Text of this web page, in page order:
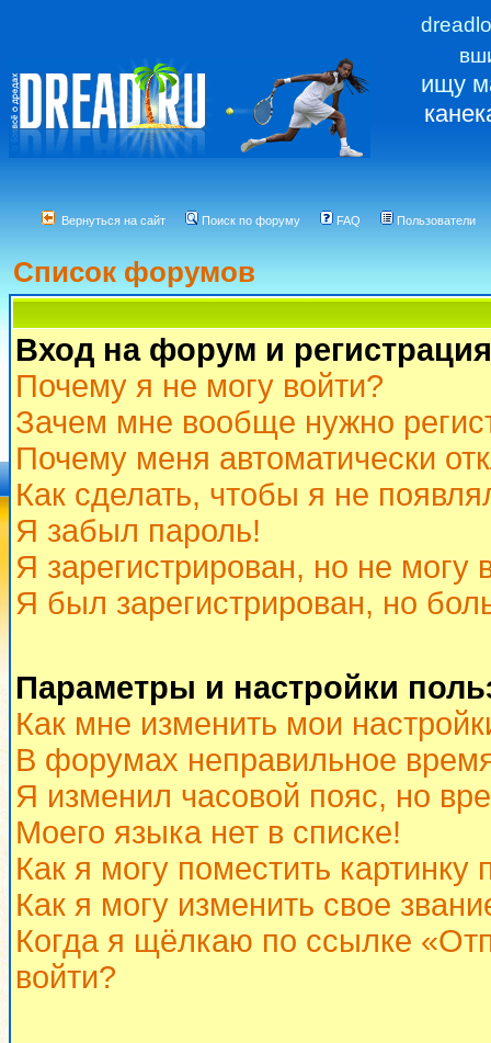
ищу
Вернуться на сайт Поиск по форуму FAQ Пользователи
Список форумов
Вход на форум и регистрация
Почему я не могу войти?
Зачем мне вообще нужно
Почему меня автоматически
Как сделать, чтобы я не
Я забыл пароль!
Я зарегистрирован, но не могу
Я был зарегистрирован, но
Параметры и настройки
Как мне изменить мои
В форумах неправильное
Я изменил часовой пояс, но
Моего языка нет в списке!
Как я могу поместить
Как я могу изменить свое
Когда я щёлкаю по ссылке
войти?